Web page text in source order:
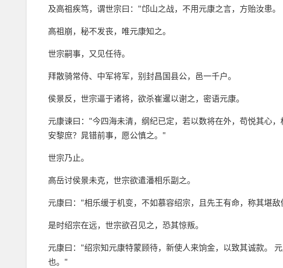
及高祖疾笃，谓世宗曰："邙山之战，不用元康之言，方贻汝患
高祖崩，秘不发丧，唯元康知之。
世宗嗣事，又见任待。
拜散骑常侍、中军将军，别封昌国县公，邑一千户。
侯景反，世宗逼于诸将，欲杀崔暹以谢之，密语元康。
元康谏曰："今四海未清，纲纪已定，若以数将在外，苟悦其心
安黎庶？晁错前事，愿公慎之。"
世宗乃止。
高岳讨侯景未克，世宗欲遣潘相乐副之。
元康曰："相乐缓于机变，不如慕容绍宗，且先王有命，称其堪
是时绍宗在远，世宗欲召见之，恐其惊叛。
元康曰："绍宗知元康特蒙顾待，新使人来饷金，以致其诚款。
也。"